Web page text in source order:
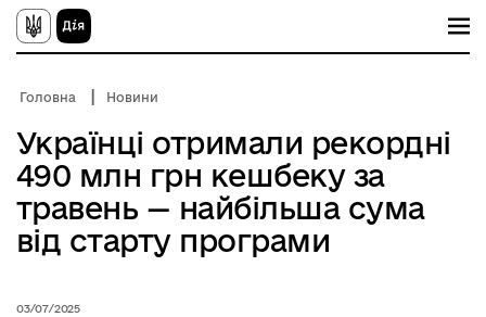
П
е
р
й
д
о
о
в
Головна Новини
Українці отримали рекордні
490 млн грн кешбеку за
травень — найбільша сума
від старту програми
03/07/2025